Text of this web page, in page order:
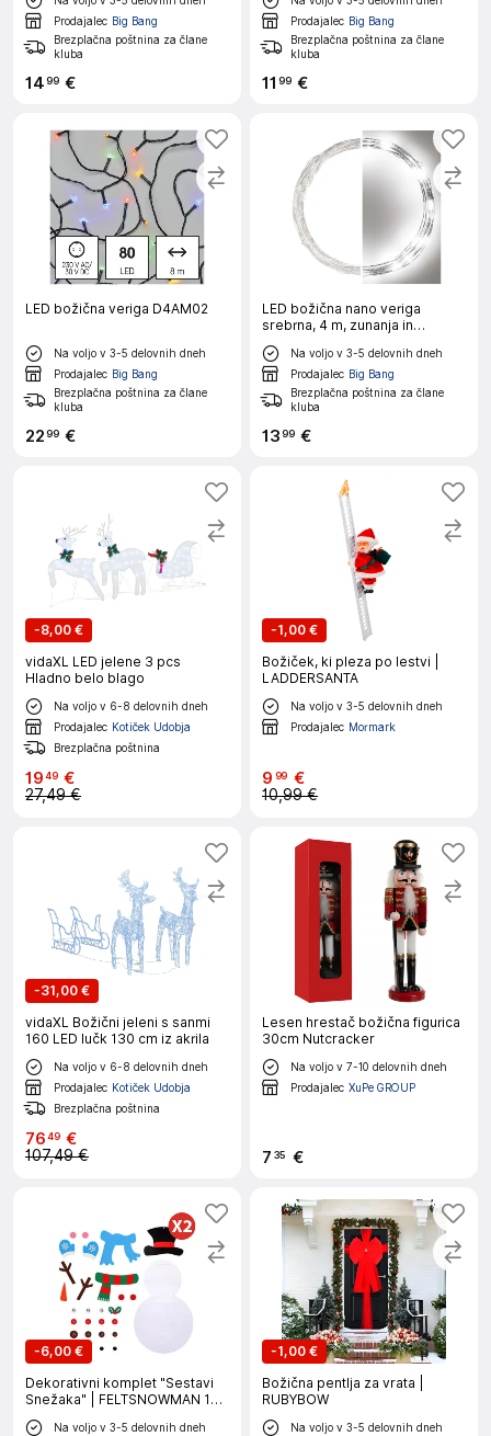
Prodajalec Big Bang
Brezplačna poštnina za člane
kluba
1499 €
Prodajalec Big Bang
Brezplačna poštnina za člane
kluba
11 99 €
LED božična veriga D4AM02
Na voljo v 3-5 delovnih dneh
Prodajalec Big Bang
Brezplačna poštnina za člane
kluba
2299 €
LED božična nano veriga
srebrna, 4 m, zunanja in
notranja, hladna bela, časovnik
Na voljo v 3-5 delovnih dneh
Prodajalec Big Bang
Brezplačna poštnina za člane
kluba
1399 €
-8,00 €
vidaXL LED jelene 3 pcs
Hladno belo blago
Na voljo v 6-8 delovnih dneh
Prodajalec Kotiček Udobja
Brezplačna poštnina
1949 €
27,49 €
-1,00 €
Božiček, ki pleza po lestvi |
LADDERSANTA
Na voljo v 3-5 delovnih dneh
Prodajalec Mormark
9 99 €
10,99 €
-31,00 €
vidaXL Božični jeleni s sanmi
160 LED lučk 130 cm iz akrila
Na voljo v 6-8 delovnih dneh
Prodajalec Kotiček Udobja
Brezplačna poštnina
7649 €
107,49 €
Lesen hrestač božična figurica
30cm Nutcracker
Na voljo v 7-10 delovnih dneh
Prodajalec XuPe GROUP
7 35 €
-6,00 €
Dekorativni komplet "Sestavi
Snežaka" | FELTSNOWMAN 1+1
GRATIS
Na voljo v 3-5 delovnih dneh
-1,00 €
Božična pentlja za vrata |
RUBYBOW
Na voljo v 3-5 delovnih dneh